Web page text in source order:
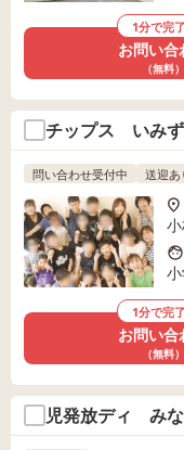
1分で完
お問い合
（無料）
チップス いみず
問い合わせ受付中 送迎あ
1分で完
お問い合
（無料）
児発放ディ み